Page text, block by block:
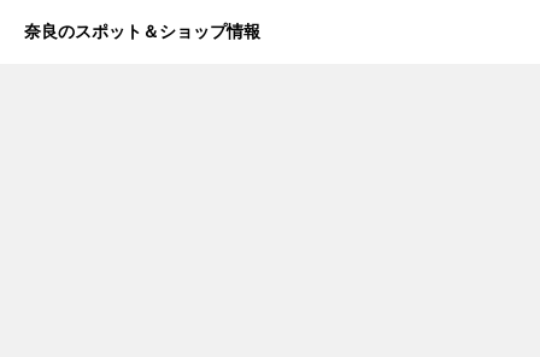
奈良のスポット＆ショップ情報